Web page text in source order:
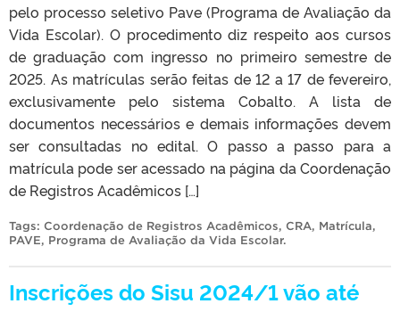
pelo processo seletivo Pave (Programa de Avaliação da
Vida Escolar). O procedimento diz respeito aos cursos
de graduação com ingresso no primeiro semestre de
2025. As matrículas serão feitas de 12 a 17 de fevereiro,
exclusivamente pelo sistema Cobalto. A lista de
documentos necessários e demais informações devem
ser consultadas no edital. O passo a passo para a
matrícula pode ser acessado na página da Coordenação
de Registros Acadêmicos […]
Tags: Coordenação de Registros Acadêmicos, CRA, Matrícula,
PAVE, Programa de Avaliação da Vida Escolar.
Inscrições do Sisu 2024/1 vão até